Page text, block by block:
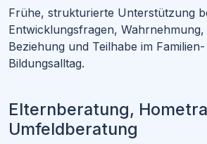
Frühe, strukturierte Unterstützung
Entwicklungsfragen,
Beziehung und Teilhabe im
Bildungsalltag.
Elternberatung,
Umfeldberatung